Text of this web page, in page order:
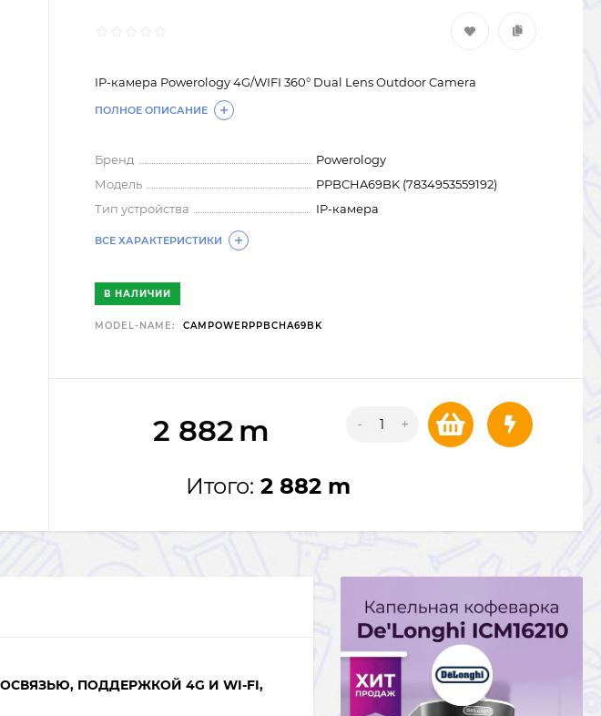
IP-камера Powerology 4G/WIFI 360° Dual Lens Outdoor Camera
ПОЛНОЕ ОПИСАНИЕ
Бренд
Powerology
Модель
PPBCHA69BK (7834953559192)
Тип устройства
IP-камера
ВСЕ ХАРАКТЕРИСТИКИ
В НАЛИЧИИ
MODEL-NAME: CAMPOWERPPBCHA69BK
2 882 m - +
Итого: 2 882 m
ПОДДЕРЖКОЙ 4G И WI‑FI,